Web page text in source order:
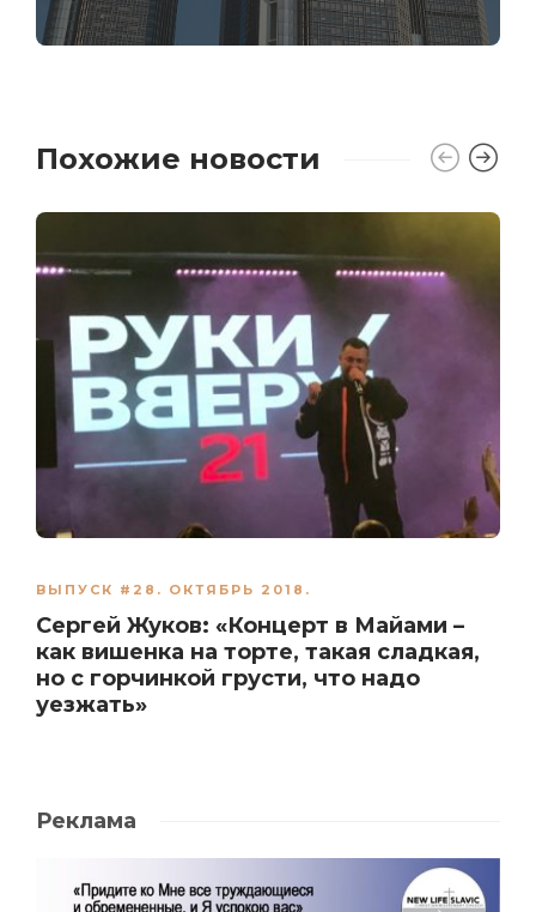
Похожие новости
ВЫПУСК #28. ОКТЯБРЬ 2018.
Сергей Жуков: «Концерт в Майами –
как вишенка на торте, такая сладкая,
но с горчинкой грусти, что надо
уезжать»
Реклама